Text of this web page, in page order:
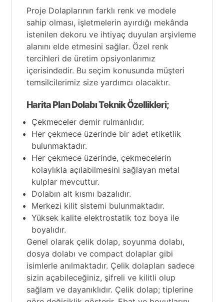
Proje Dolaplarının farklı renk ve modele
sahip olması, işletmelerin ayırdığı mekânda
istenilen dekoru ve ihtiyaç duyulan arşivleme
alanını elde etmesini sağlar. Özel renk
tercihleri de üretim opsiyonlarımız
içerisindedir. Bu seçim konusunda müşteri
temsilcilerimiz size yardımcı olacaktır.
Harita Plan Dolabı Teknik Özellikleri;
Çekmeceler demir rulmanlıdır.
Her çekmece üzerinde bir adet etiketlik
bulunmaktadır.
Her çekmece üzerinde, çekmecelerin
kolaylıkla açılabilmesini sağlayan metal
kulplar mevcuttur.
Dolabın alt kısmı bazalıdır.
Merkezi kilit sistemi bulunmaktadır.
Yüksek kalite elektrostatik toz boya ile
boyalıdır.
Genel olarak çelik dolap, soyunma dolabı,
dosya dolabı ve compact dolaplar gibi
isimlerle anılmaktadır. Çelik dolapları sadece
sizin açabileceğiniz, şifreli ve kilitli olup
sağlam ve dayanıklıdır. Çelik dolap; tiplerine